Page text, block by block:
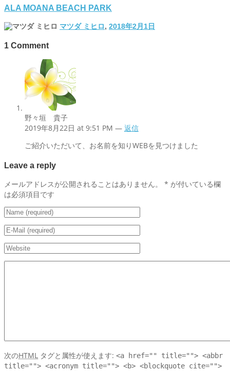
ALA MOANA BEACH PARK
マツダ ミヒロ, 2018年2月1日
1 Comment
野々垣 貴子
2019年8月22日 at 9:51 PM — 返信
ご紹介いただいて、お名前を知りWEBを見つけました
Leave a reply
メールアドレスが公開されることはありません。 * が付いている欄
は必須項目です
次のHTML タグと属性が使えます: <a href="" title=""> <abbr
title=""> <acronym title=""> <b> <blockquote cite="">